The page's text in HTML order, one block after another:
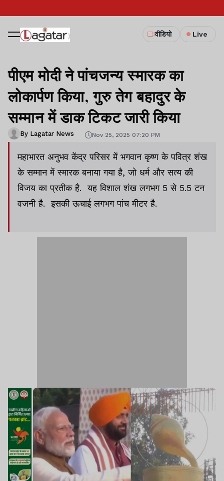
वीडियो Live
पीएम मोदी ने पांचजन्य स्मारक का
लोकार्पण किया, गुरु तेग बहादुर के
सम्मान में डाक टिकट जारी किया
By Lagatar News Nov 25, 2025 07:20 PM
महाभारत अनुभव केंद्र परिसर में भगवान कृष्ण के पवित्र शंख
के सम्मान में स्मारक बनाया गया है, जो धर्म और सत्य की
विजय का प्रतीक है. यह विशाल शंख लगभग 5 से 5.5 टन
वजनी है. इसकी ऊचाई लगभग पांच मीटर है.